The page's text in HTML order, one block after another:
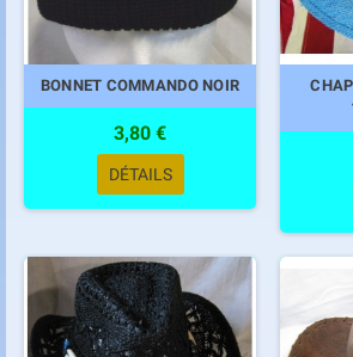
BONNET COMMANDO NOIR
3,80 €
DÉTAILS